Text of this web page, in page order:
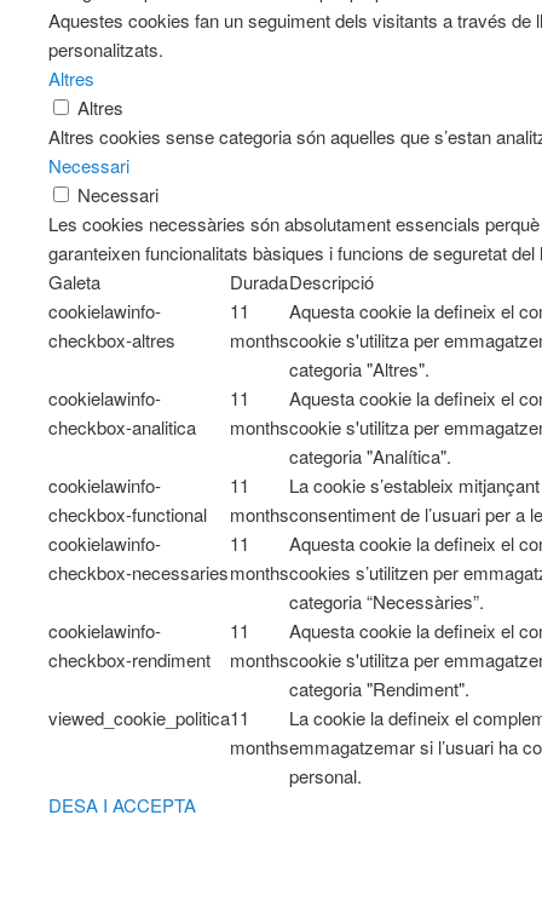
Aquestes cookies fan un seguiment dels visitants a través
personalitzats.
Altres
Altres
Altres cookies sense categoria són aquelles que s’estan
Necessari
Necessari
Les cookies necessàries són absolutament essencials
garanteixen funcionalitats bàsiques i funcions de seguretat
Galeta
DuradaDescripció
cookielawinfo-
checkbox-altres
11
months
Aquesta cookie la defineix el
cookie s'utilitza per
categoria "Altres".
cookielawinfo-
checkbox-analitica
11
months
Aquesta cookie la defineix el
cookie s'utilitza per
categoria "Analítica".
cookielawinfo-
checkbox-functional
11
months
La cookie s’estableix
consentiment de l’usuari per a
cookielawinfo-
checkbox-necessaries
11
months
Aquesta cookie la defineix el
cookies s’utilitzen per
categoria “Necessàries”.
cookielawinfo-
checkbox-rendiment
11
months
Aquesta cookie la defineix el
cookie s'utilitza per
categoria "Rendiment".
viewed_cookie_politica11
months
La cookie la defineix el
emmagatzemar si l’usuari ha
personal.
DESA I ACCEPTA